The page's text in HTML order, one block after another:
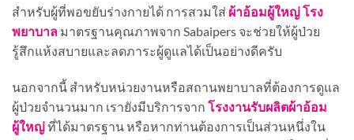
สำหรับผู้ที่พอขยับร่างกายได้ การสวมใส่ ผ้าอ้อมผู้ใหญ่ โรง
พยาบาล มาตรฐานคุณภาพจาก Sabaipers จะช่วยให้ผู้ป่วย
รู้สึกแห้งสบายและลดภาระผู้ดูแลได้เป็นอย่างดีครับ
นอกจากนี้ สำหรับหน่วยงานหรือสถานพยาบาลที่ต้องการดูแล
ผู้ป่วยจำนวนมาก เรายังมีบริการจาก โรงงานรับผลิตผ้าอ้อม
ผู้ใหญ่ที่ได้มาตรฐาน หรือหากท่านต้องการเป็นส่วนหนึ่งใน